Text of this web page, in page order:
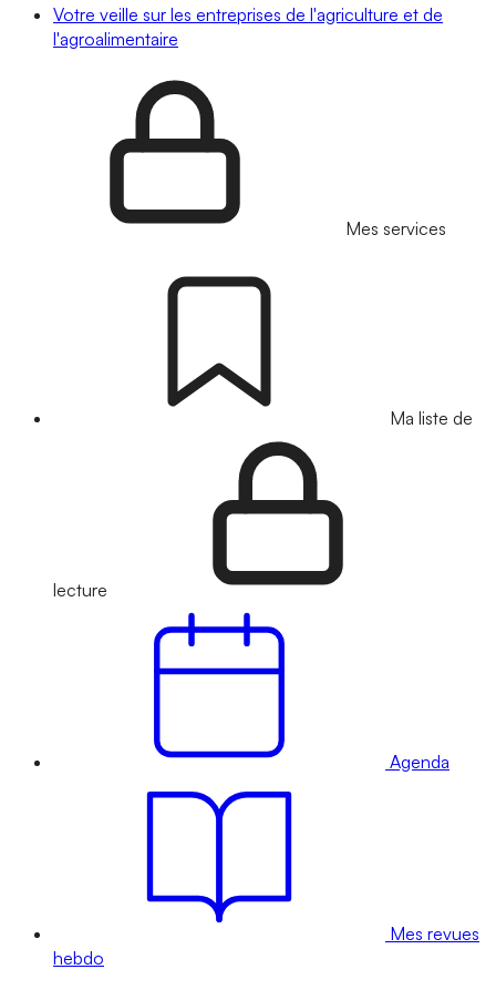
Votre veille sur les entreprises de l'agriculture et de
l'agroalimentaire
Mes services
Ma liste de
lecture
Agenda
Mes revues
hebdo